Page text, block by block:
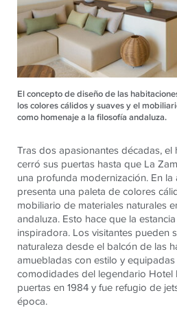
El concepto de diseño de las
los colores cálidos y suaves y el
como homenaje a la filosofía andaluza.
Tras dos apasionantes décadas,
cerró sus puertas hasta que La
una profunda modernización. En la
presenta una paleta de colores
mobiliario de materiales naturales
andaluza. Esto hace que la
inspiradora. Los visitantes pueden
naturaleza desde el balcón de las
amuebladas con estilo y
comodidades del legendario Hotel
puertas en 1984 y fue refugio de
época.